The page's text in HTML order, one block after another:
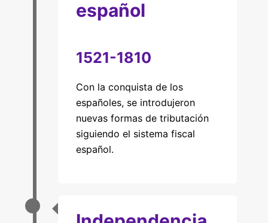
español
1521-1810
Con la conquista de los
españoles, se introdujeron
nuevas formas de tributación
siguiendo el sistema fiscal
español.